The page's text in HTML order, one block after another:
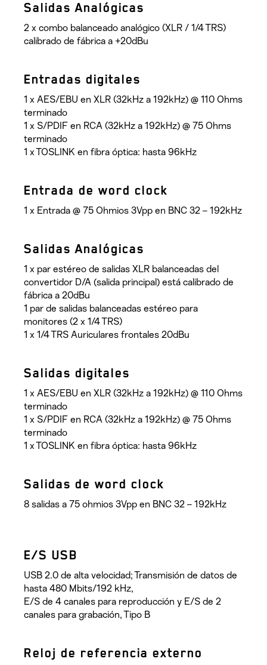
Salidas Analógicas
2 x combo balanceado analógico (XLR / 1/4 TRS)
calibrado de fábrica a +20dBu
Entradas digitales
1 x AES/EBU en XLR (32kHz a 192kHz) @ 110 Ohms
terminado
1 x S/PDIF en RCA (32kHz a 192kHz) @ 75 Ohms
terminado
1 x TOSLINK en fibra óptica: hasta 96kHz
Entrada de word clock
1 x Entrada @ 75 Ohmios 3Vpp en BNC 32 – 192kHz
Salidas Analógicas
1 x par estéreo de salidas XLR balanceadas del
convertidor D/A (salida principal) está calibrado de
fábrica a 20dBu
1 par de salidas balanceadas estéreo para
monitores (2 x 1/4 TRS)
1 x 1/4 TRS Auriculares frontales 20dBu
Salidas digitales
1 x AES/EBU en XLR (32kHz a 192kHz) @ 110 Ohms
terminado
1 x S/PDIF en RCA (32kHz a 192kHz) @ 75 Ohms
terminado
1 x TOSLINK en fibra óptica: hasta 96kHz
Salidas de word clock
8 salidas a 75 ohmios 3Vpp en BNC 32 – 192kHz
E/S USB
USB 2.0 de alta velocidad; Transmisión de datos de
hasta 480 Mbits/192 kHz,
E/S de 4 canales para reproducción y E/S de 2
canales para grabación, Tipo B
Reloj de referencia externo